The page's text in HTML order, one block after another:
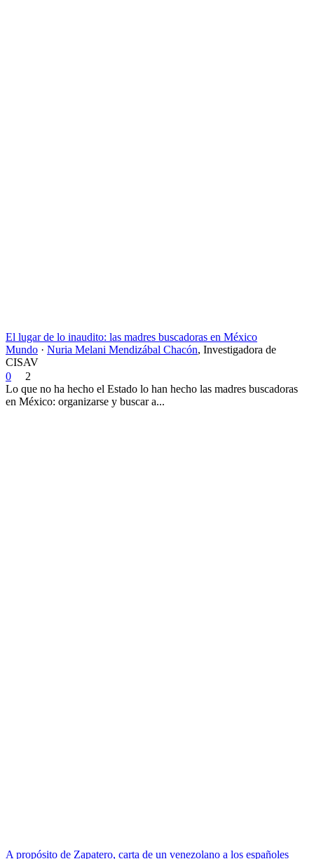
El lugar de lo inaudito: las madres buscadoras en México
Mundo · Nuria Melani Mendizábal Chacón, Investigadora de
CISAV
0
2
Lo que no ha hecho el Estado lo han hecho las madres buscadoras
en México: organizarse y buscar a...
A propósito de Zapatero, carta de un venezolano a los españoles